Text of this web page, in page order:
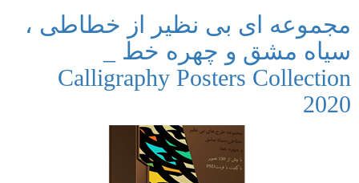
مجموعه ای بی نظیر از خطاطی ،
سیاه مشق و چهره خط _
Calligraphy Posters Collection
2020